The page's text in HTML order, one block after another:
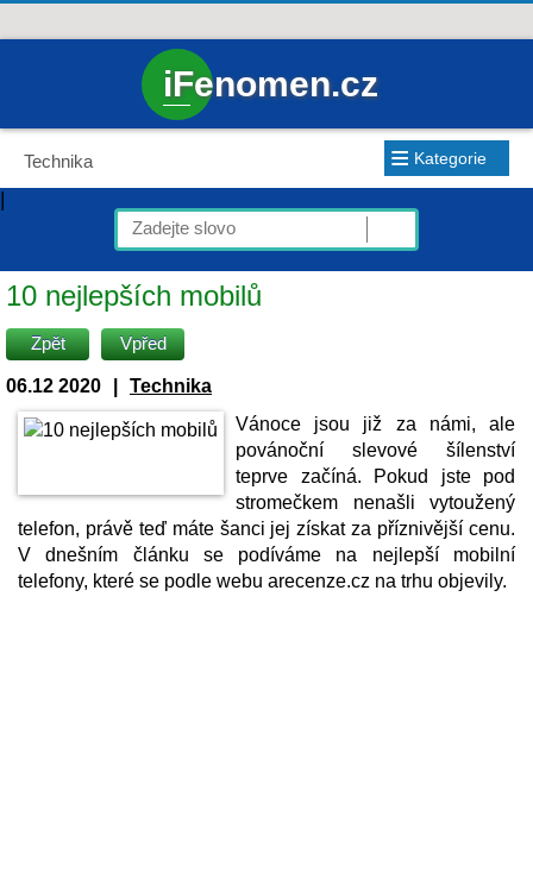
iFenomen.cz
Technika ≡ Kategorie
|
10 nejlepších mobilů
Zpět Vpřed
06.12 2020
Technika
Vánoce jsou již za námi, ale
povánoční slevové šílenství
teprve začíná. Pokud jste pod
stromečkem nenašli vytoužený
telefon, právě teď máte šanci jej získat za příznivější cenu.
V dnešním článku se podíváme na nejlepší mobilní
telefony, které se podle webu arecenze.cz na trhu objevily.